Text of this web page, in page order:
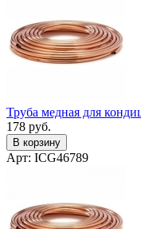
Труба медная для
178 руб.
В корзину
Арт: ICG46789